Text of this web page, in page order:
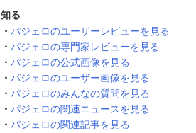
知る
パジェロのユーザーレビューを見る
パジェロの専門家レビューを見る
パジェロの公式画像を見る
パジェロのユーザー画像を見る
パジェロのみんなの質問を見る
パジェロの関連ニュースを見る
パジェロの関連記事を見る